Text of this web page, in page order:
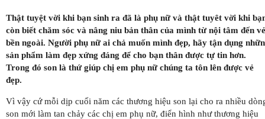
Thật tuyệt vời khi bạn sinh ra đã là phụ nữ và thật tuyêt vời khi
còn biết chăm sóc và nâng niu bản thân của mình từ nội tâm đến vẻ
bền ngoài. Người phụ nữ ai chả muốn mình đẹp, hãy tận dụng
sản phẩm làm đẹp xứng đáng để cho bạn thân được tự tin hơn.
Trong đó son là thứ giúp chị em phụ nữ chúng ta tôn lên được vẻ
đẹp.
Vì vậy cứ mỗi dịp cuối năm các thương hiệu son lại cho ra nhiều
son mới làm tan chảy các chị em phụ nữ, điển hình như thương hiệu